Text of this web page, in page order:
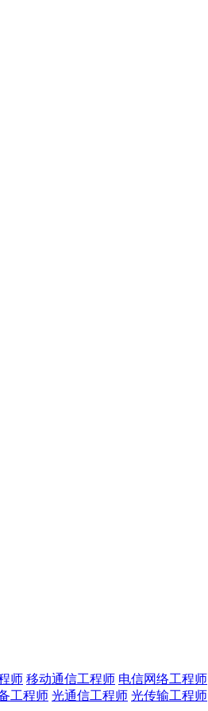
师 移动通信工程师 电信网络工程师
工程师 光通信工程师 光传输工程师